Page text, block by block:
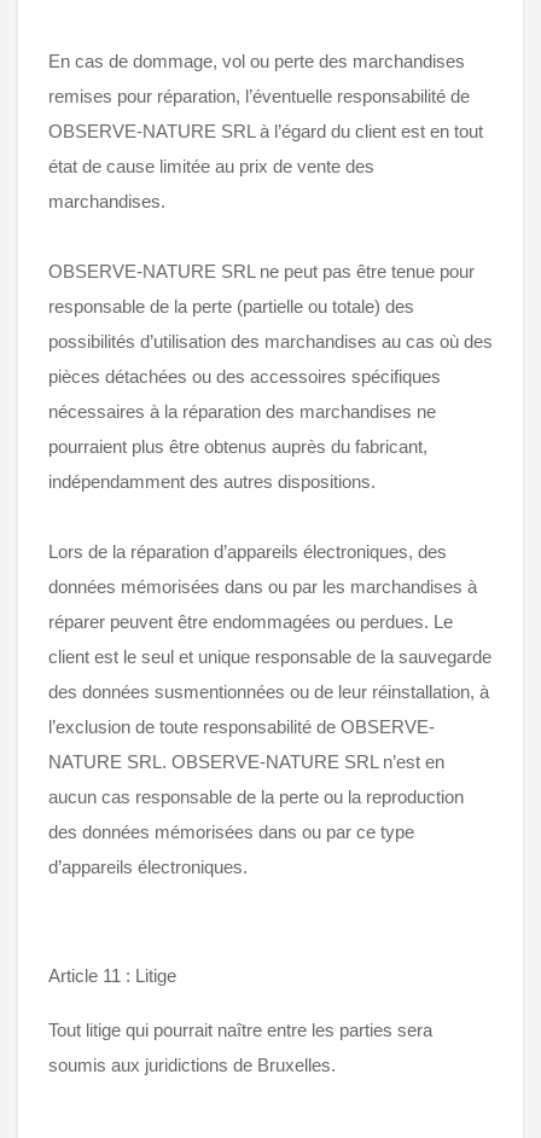
En cas de dommage, vol ou perte des marchandises
remises pour réparation, l’éventuelle responsabilité de
OBSERVE-NATURE SRL à l’égard du client est en tout
état de cause limitée au prix de vente des
marchandises.
OBSERVE-NATURE SRL ne peut pas être tenue pour
responsable de la perte (partielle ou totale) des
possibilités d’utilisation des marchandises au cas où des
pièces détachées ou des accessoires spécifiques
nécessaires à la réparation des marchandises ne
pourraient plus être obtenus auprès du fabricant,
indépendamment des autres dispositions.
Lors de la réparation d’appareils électroniques, des
données mémorisées dans ou par les marchandises à
réparer peuvent être endommagées ou perdues. Le
client est le seul et unique responsable de la sauvegarde
des données susmentionnées ou de leur réinstallation, à
l’exclusion de toute responsabilité de OBSERVE-
NATURE SRL. OBSERVE-NATURE SRL n’est en
aucun cas responsable de la perte ou la reproduction
des données mémorisées dans ou par ce type
d’appareils électroniques.
Article 11 : Litige
Tout litige qui pourrait naître entre les parties sera
soumis aux juridictions de Bruxelles.